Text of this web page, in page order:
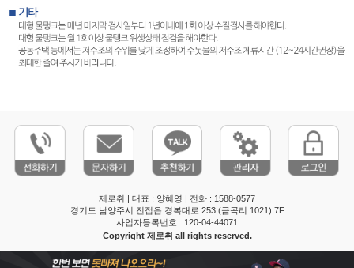
제로취 | 대표 : 양혜영 | 전화 : 1588-0577
경기도 남양주시 진접읍 경복대로 253 (금곡리 1021) 7F
사업자등록번호 : 120-04-44071
Copyright 제로취 all rights reserved.